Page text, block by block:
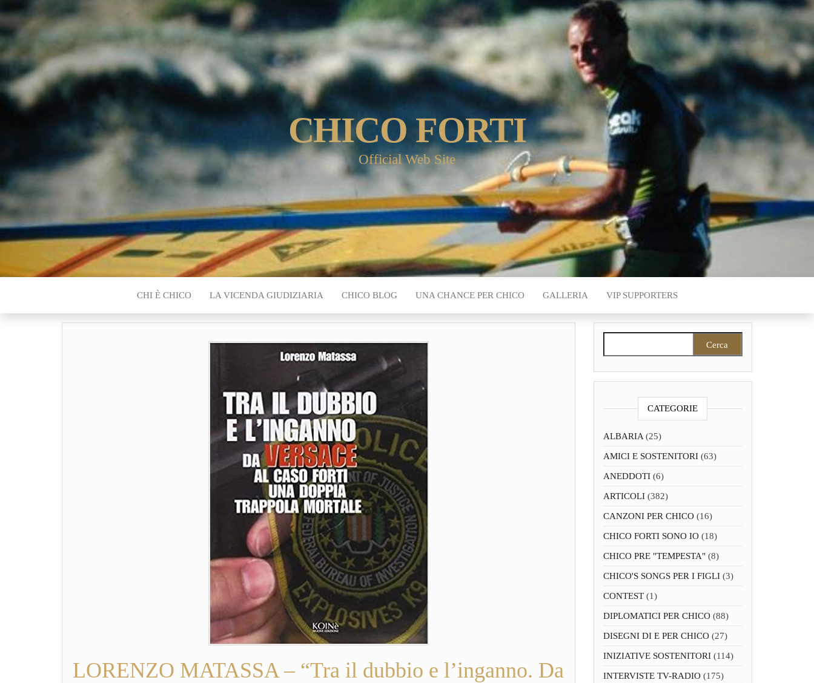
CHICO FORTI
Official Web Site
CHI È CHICO LA VICENDA GIUDIZIARIA CHICO BLOG UNA CHANCE PER CHICO GALLERIA VIP SUPPORTERS
LORENZO MATASSA – “Tra il dubbio e l’inganno. Da
CATEGORIE
ALBARIA(25)
AMICI E SOSTENITORI(63)
ANEDDOTI(6)
ARTICOLI(382)
CANZONI PER CHICO(16)
CHICO FORTI SONO IO(18)
CHICO PRE "TEMPESTA"(8)
CHICO'S SONGS PER I FIGLI(3)
CONTEST(1)
DIPLOMATICI PER CHICO(88)
DISEGNI DI E PER CHICO(27)
INIZIATIVE SOSTENITORI(114)
INTERVISTE TV-RADIO(175)